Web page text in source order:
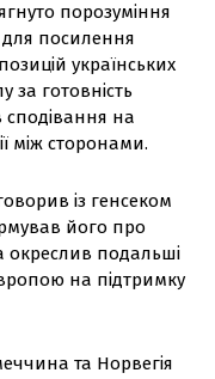
порозуміння
для посилення
українських
за готовність
сподівання на
між сторонами.
із генсеком
його про
окреслив подальші
на підтримку
та Норвегія